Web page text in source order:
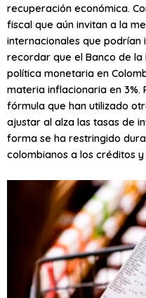
recuperación económica.
fiscal que aún invitan a la
internacionales que podrían
recordar que el Banco de
política monetaria en
materia inflacionaria en 3%.
fórmula que han utilizado
ajustar al alza las tasas de
forma se ha restringido
colombianos a los créditos